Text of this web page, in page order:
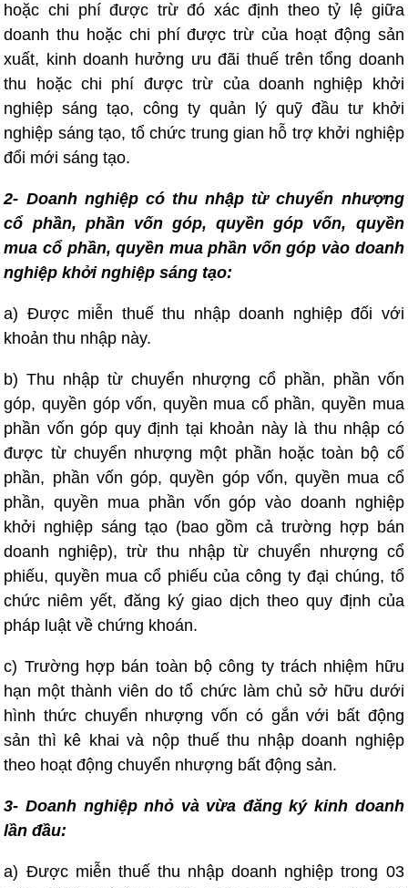
hoặc chi phí được trừ đó xác định theo tỷ lệ giữa
doanh thu hoặc chi phí được trừ của hoạt động sản
xuất, kinh doanh hưởng ưu đãi thuế trên tổng doanh
thu hoặc chi phí được trừ của doanh nghiệp khởi
nghiệp sáng tạo, công ty quản lý quỹ đầu tư khởi
nghiệp sáng tạo, tổ chức trung gian hỗ trợ khởi nghiệp
đổi mới sáng tạo.
2- Doanh nghiệp có thu nhập từ chuyển nhượng
cổ phần, phần vốn góp, quyền góp vốn, quyền
mua cổ phần, quyền mua phần vốn góp vào doanh
nghiệp khởi nghiệp sáng tạo:
a) Được miễn thuế thu nhập doanh nghiệp đối với
khoản thu nhập này.
b) Thu nhập từ chuyển nhượng cổ phần, phần vốn
góp, quyền góp vốn, quyền mua cổ phần, quyền mua
phần vốn góp quy định tại khoản này là thu nhập có
được từ chuyển nhượng một phần hoặc toàn bộ cổ
phần, phần vốn góp, quyền góp vốn, quyền mua cổ
phần, quyền mua phần vốn góp vào doanh nghiệp
khởi nghiệp sáng tạo (bao gồm cả trường hợp bán
doanh nghiệp), trừ thu nhập từ chuyển nhượng cổ
phiếu, quyền mua cổ phiếu của công ty đại chúng, tổ
chức niêm yết, đăng ký giao dịch theo quy định của
pháp luật về chứng khoán.
c) Trường hợp bán toàn bộ công ty trách nhiệm hữu
hạn một thành viên do tổ chức làm chủ sở hữu dưới
hình thức chuyển nhượng vốn có gắn với bất động
sản thì kê khai và nộp thuế thu nhập doanh nghiệp
theo hoạt động chuyển nhượng bất động sản.
3- Doanh nghiệp nhỏ và vừa đăng ký kinh doanh
lần đầu:
a) Được miễn thuế thu nhập doanh nghiệp trong 03